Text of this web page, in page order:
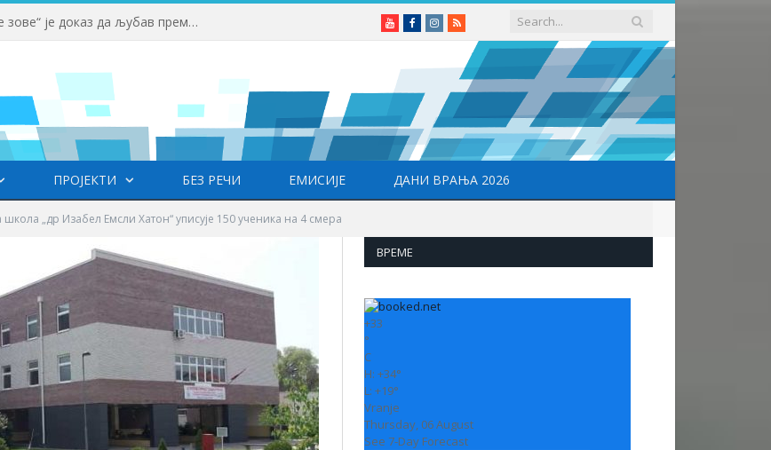
Вучић: Спортски камп „Србија те зове“ је доказ да љубав према нашој земљи нема границе YoutubeFacebookInstagram
RSS
ПРОЈЕКТИ БЕЗ РЕЧИ ЕМИСИЈЕ ДАНИ ВРАЊА 2026
„др Изабел Емсли Хатон“ уписује 150 ученика на 4 смера
ВРЕМЕ
+33
°
C
H: +34°
L: +19°
Vranje
Thursday, 06 August
See 7-Day Forecast